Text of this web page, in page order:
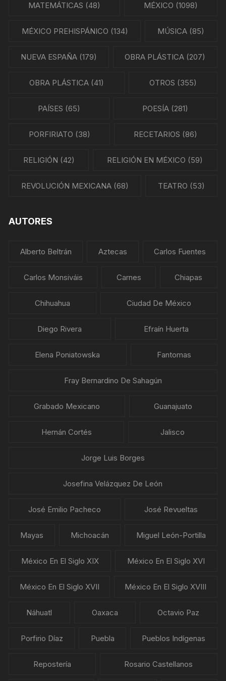
MATEMÁTICAS (48) MÉXICO (1098)
MÉXICO PREHISPÁNICO (134) MÚSICA (85)
NUEVA ESPAÑA(179) OBRA PLÁSTICA (207)
OBRA PLÁSTICA (41) OTROS (355)
PAÍSES (65) POESÍA (281)
PORFIRIATO (38) RECETARIOS (86)
RELIGIÓN (42) RELIGIÓN EN MÉXICO (59)
REVOLUCIÓN MEXICANA (68) TEATRO (53)
AUTORES
Alberto Beltrán Aztecas Carlos Fuentes
Carlos Monsiváis Carnes Chiapas
Chihuahua Ciudad De México
Diego Rivera Efraín Huerta
Elena Poniatowska Fantomas
Fray Bernardino De Sahagún
Grabado Mexicano Guanajuato
Hernán Cortés Jalisco
Jorge Luis Borges
Josefina Velázquez De León
José Emilio Pacheco José Revueltas
Mayas Michoacán Miguel León-Portilla
México En El Siglo XIX México En El Siglo XVI
México En El Siglo XVII México En El Siglo XVIII
Náhuatl Oaxaca Octavio Paz
Porfirio Díaz Puebla Pueblos Indígenas
Repostería Rosario Castellanos